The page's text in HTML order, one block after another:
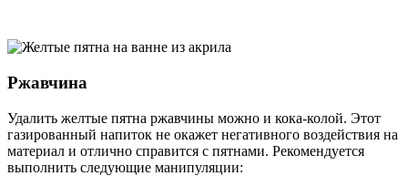
Ржавчина
Удалить желтые пятна ржавчины можно и кока-колой. Этот
газированный напиток не окажет негативного воздействия на
материал и отлично справится с пятнами. Рекомендуется
выполнить следующие манипуляции: